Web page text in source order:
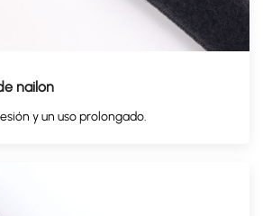
nailon
y un uso prolongado.